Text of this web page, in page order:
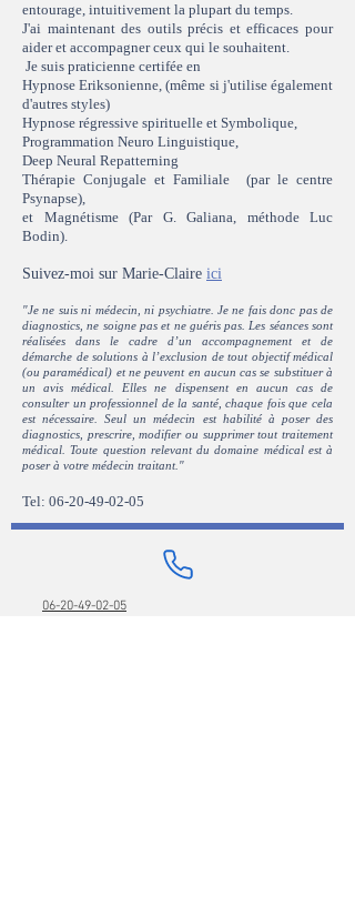
entourage, intuitivement la plupart du temps.
J'ai maintenant des outils précis et efficaces pour
aider et accompagner ceux qui le souhaitent.
Je suis praticienne certifée en
Hypnose Eriksonienne, (même si j'utilise également
d'autres styles)
Hypnose régressive spirituelle et Symbolique,
Programmation Neuro Linguistique,
Deep Neural Repatterning
Thérapie Conjugale et Familiale (par le centre
Psynapse),
et Magnétisme (Par G. Galiana, méthode Luc
Bodin).
Suivez-moi sur Marie-Claire ici
"Je ne suis ni médecin, ni psychiatre. Je ne fais donc pas de
diagnostics, ne soigne pas et ne guéris pas. Les séances sont
réalisées dans le cadre d’un accompagnement et de
démarche de solutions à l’exclusion de tout objectif médical
(ou paramédical) et ne peuvent en aucun cas se substituer à
un avis médical. Elles ne dispensent en aucun cas de
consulter un professionnel de la santé, chaque fois que cela
est nécessaire. Seul un médecin est habilité à poser des
diagnostics, prescrire, modifier ou supprimer tout traitement
médical. Toute question relevant du domaine médical est à
poser à votre médecin traitant."
Tel: 06-20-49-02-05
06-20-49-02-05